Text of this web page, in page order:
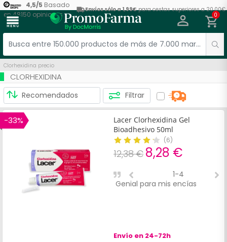
4,5/5 Basado
en48150 opiniones
Envíos sólo a 1,99€para cestas superiores a 20,00€
menu 0
Clorhexidina precio
CLORHEXIDINA
Filtrar
-33%
Lacer Clorhexidina Gel
Bioadhesivo 50ml
(6)
12,38 € 8,28 €
Genial para mis encías
1-4
Envío en 24-72h